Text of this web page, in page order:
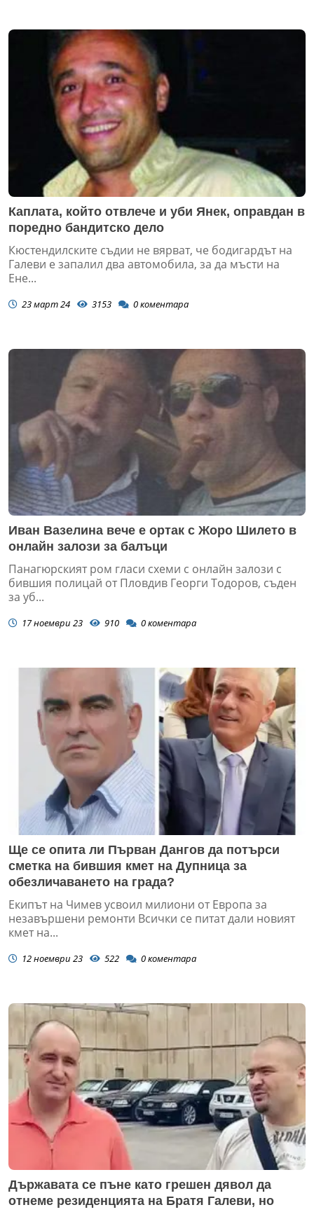
Каплата, който отвлече и уби Янек, оправдан в
поредно бандитско дело
Кюстендилските съдии не вярват, че бодигардът на
Галеви е запалил два автомобила, за да мъсти на
Ене...
23 март 24 3153 0коментара
Иван Вазелина вече е ортак с Жоро Шилето в
онлайн залози за балъци
Панагюрският ром гласи схеми с онлайн залози с
бившия полицай от Пловдив Георги Тодоров, съден
за уб...
17 ноември 23 910 0коментара
Ще се опита ли Първан Дангов да потърси
сметка на бившия кмет на Дупница за
обезличаването на града?
Екипът на Чимев усвоил милиони от Европа за
незавършени ремонти Всички се питат дали новият
кмет на...
12 ноември 23 522 0коментара
Държавата се пъне като грешен дявол да
отнеме резиденцията на Братя Галеви, но